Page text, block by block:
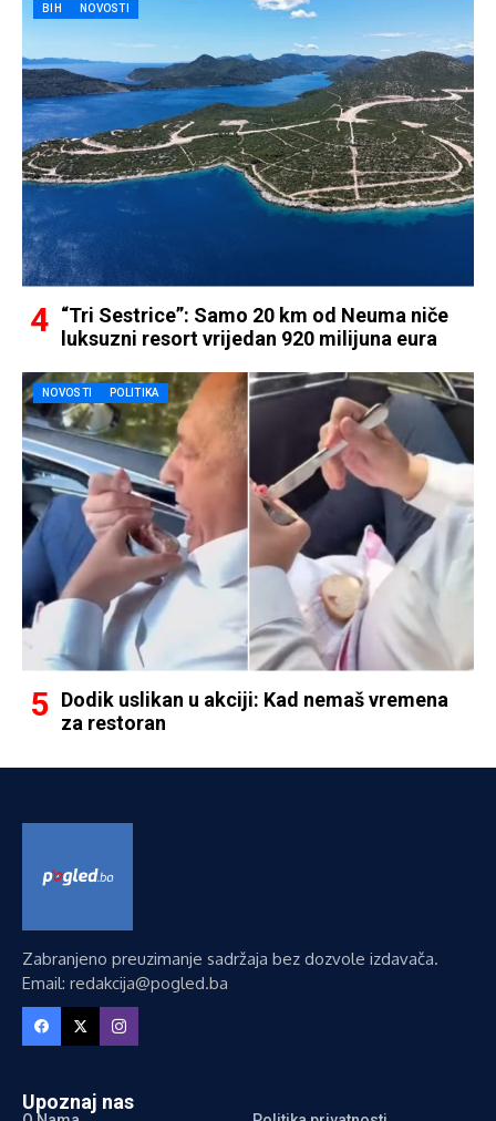
BIH NOVOSTI
“Tri Sestrice”: Samo 20 km od Neuma niče
luksuzni resort vrijedan 920 milijuna eura
NOVOSTI POLITIKA
Dodik uslikan u akciji: Kad nemaš vremena
za restoran
Zabranjeno preuzimanje sadržaja bez dozvole izdavača.
Email: redakcija@pogled.ba
Upoznaj nas